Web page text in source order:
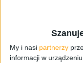
My i nasi partnerzy
informacji w
Chopina